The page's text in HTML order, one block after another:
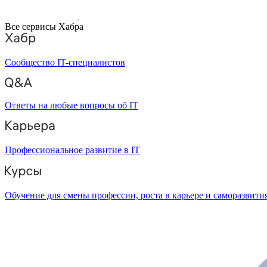
Все сервисы Хабра
Сообщество IT-специалистов
Ответы на любые вопросы об IT
Профессиональное развитие в IT
Обучение для смены профессии, роста в карьере и